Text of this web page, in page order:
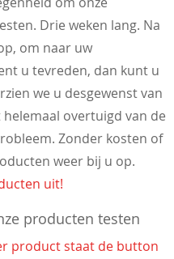
Drie weken lang. Na
om naar uw
u tevreden, dan kunt u
we u desgewenst van
overtuigd van de
Zonder kosten of
weer bij u op.
uit!
producten testen
product staat de button